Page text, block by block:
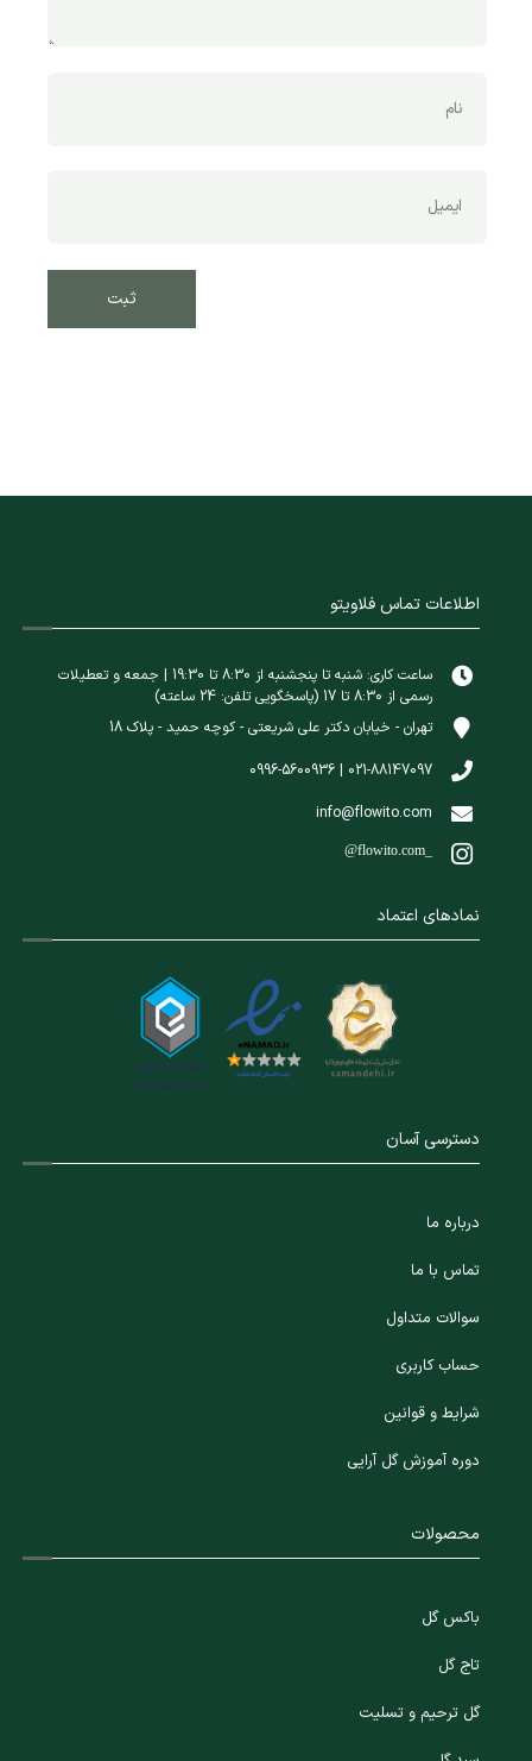
اطلاعات تماس فلاویتو
ساعت کاری: شنبه تا پنجشنبه از 8:30 تا 19:30 | جمعه و تعطیلات
رسمی از 8:30 تا 17 (پاسخگویی تلفن: 24 ساعته)
تهران - خیابان دکتر علی شریعتی - کوچه حمید - پلاک 18
021-88147097 | 0996-5600936
info@flowito.com
@flowito.com_
نمادهای اعتماد
دسترسی آسان
درباره ما
تماس با ما
سوالات متداول
حساب کاربری
شرایط و قوانین
دوره آموزش گل آرایی
محصولات
باکس گل
تاج گل
گل ترحیم و تسلیت